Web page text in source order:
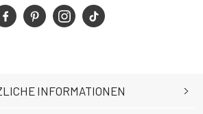
INFORMATIONEN